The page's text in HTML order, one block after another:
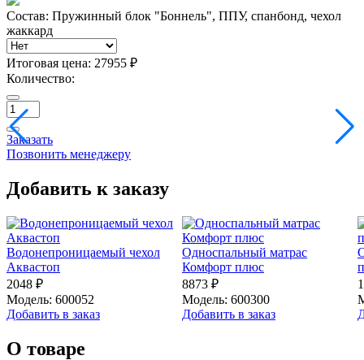
Состав: Пружинный блок "Боннель", ППУ, спанбонд, чехол
жаккард
Итоговая цена: 27955 ₽
Количество:
Заказать
Позвонить менеджеру
Добавить к заказу
Водонепроницаемый чехол
Аквастоп
2048 ₽
Модель: 600052
Добавить в заказ
Односпальный матрас
Комфорт плюс
8873 ₽
Модель: 600300
Добавить в заказ
О товаре